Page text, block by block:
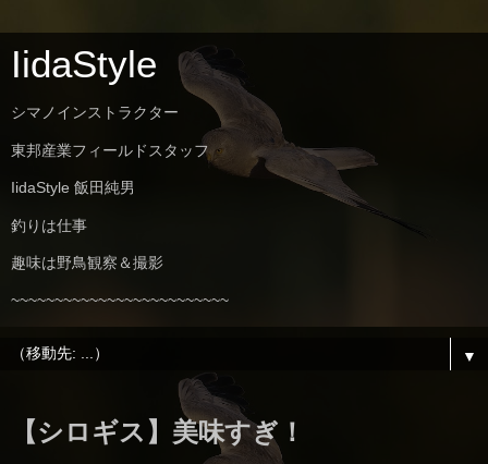
IidaStyle
シマノインストラクター
東邦産業フィールドスタッフ
IidaStyle 飯田純男
釣りは仕事
趣味は野鳥観察＆撮影
~~~~~~~~~~~~~~~~~~~~~~~~~
▼
【シロギス】美味すぎ！